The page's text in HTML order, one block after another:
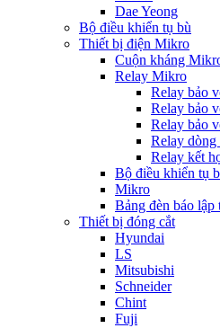
Dae Yeong
Bộ điều khiển tụ bù
Thiết bị điện Mikro
Cuộn kháng
Relay Mikro
Relay bảo
Relay bảo
Relay bảo
Relay
Relay kết
Bộ điều khiển tụ
Mikro
Bảng đèn báo
Thiết bị đóng cắt
Hyundai
LS
Mitsubishi
Schneider
Chint
Fuji